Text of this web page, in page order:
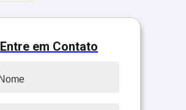
Entre em Contato